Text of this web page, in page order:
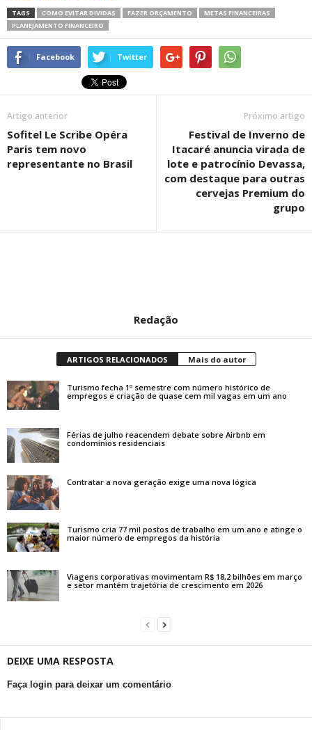
TAGS COMO EVITAR DIVIDAS FAZER ORÇAMENTO
METAS FINANCEIRAS
PLANEJAMENTO FINANCEIRO
Facebook Twitter
Artigo anterior
Sofitel Le Scribe Opéra
Paris tem novo
representante no Brasil
Próximo artigo
Festival de Inverno de
Itacaré anuncia virada de
lote e patrocínio Devassa,
com destaque para outras
cervejas Premium do
grupo
Redação
ARTIGOS RELACIONADOS Mais do autor
Turismo fecha 1º semestre com número histórico de
empregos e criação de quase cem mil vagas em um ano
Férias de julho reacendem debate sobre Airbnb em
condomínios residenciais
Contratar a nova geração exige uma nova lógica
Turismo cria 77 mil postos de trabalho em um ano e atinge o
maior número de empregos da história
Viagens corporativas movimentam R$ 18,2 bilhões em março
e setor mantém trajetória de crescimento em 2026
DEIXE UMA RESPOSTA
Faça login para deixar um comentário